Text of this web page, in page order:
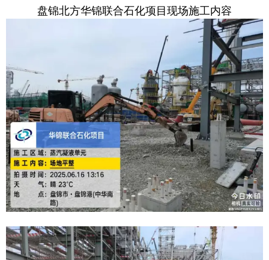
盘锦北方华锦联合石化项目现场施工内容